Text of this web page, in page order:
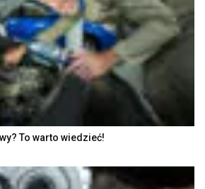
To warto wiedzieć!